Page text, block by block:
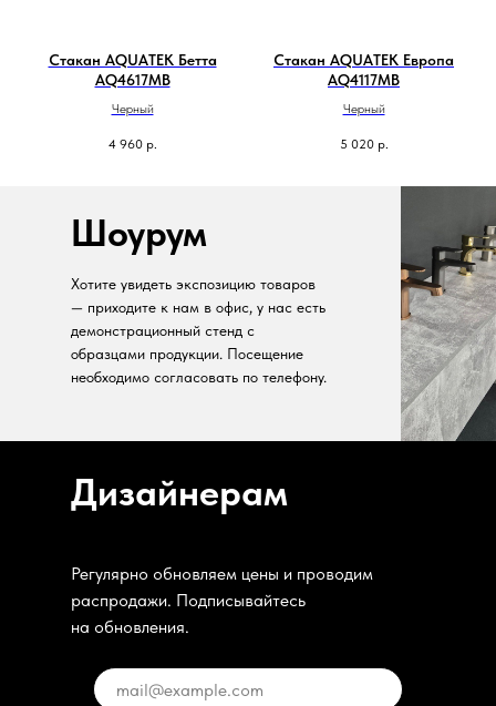
Стакан AQUATEK Бетта
AQ4617MB
Черный
4 960 р.
Стакан AQUATEK Европа
AQ4117MB
Черный
5 020 р.
Шоурум
Хотите увидеть экспозицию товаров
— приходите к нам в офис, у нас есть
демонстрационный стенд с
образцами продукции. Посещение
необходимо согласовать по телефону.
Дизайнерам
Регулярно обновляем цены и проводим
распродажи. Подписывайтесь
на обновления.